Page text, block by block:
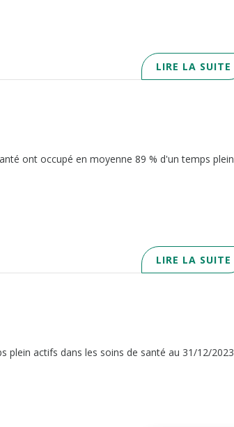
LIRE LA SUITE
ont occupé en moyenne 89 % d'un temps plein
LIRE LA SUITE
plein actifs dans les soins de santé au 31/12/2023